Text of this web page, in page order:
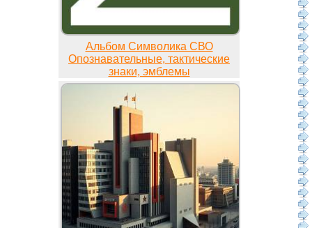
Альбом Символика СВО
Опознавательные, тактические
знаки, эмблемы